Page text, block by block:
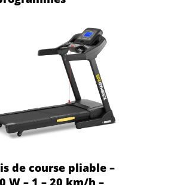
de course pliable –
W – 1 – 20 km/h –